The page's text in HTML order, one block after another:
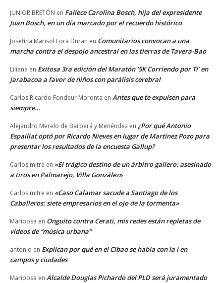
JUNIOR BRETÓN en Fallece Carolina Bosch, hija del expresidente
Juan Bosch, en un día marcado por el recuerdo histórico
Josefina Marisol Lora Duran en Comunitarios convocan a una
marcha contra el despojo ancestral en las tierras de Tavera-Bao
Liliana en Exitosa 3ra edición del Maratón ‘5K Corriendo por Ti’ en
Jarabacoa a favor de niños con parálisis cerebral
Carlos Ricardo Fondeur Moronta en Antes que te expulsen para
siempre…
Alejandro Merelo de Barberá y Menéndez en ¿Por qué Antonio
Espaillat optó por Ricardo Nieves en lugar de Martínez Pozo para
presentar los resultados de la encuesta Gallup?
Carlos mitre en «El trágico destino de un árbitro gallero: asesinado
a tiros en Palmarejo, Villa González»
Carlos mitre en «Caso Calamar sacude a Santiago de los
Caballeros: siete empresarios en el ojo de la tormenta»
Mariposa en Onguito contra Cerati, mis redes están repletas de
vídeos de “música urbana”
antonio en Explican por qué en el Cibao se habla con la i en
campos y ciudades
Mariposa en Alcalde Douglas Pichardo del PLD será juramentado